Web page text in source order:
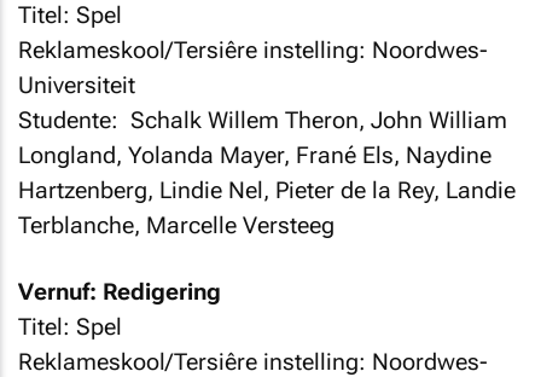
Titel: Spel
Reklameskool/Tersiêre instelling: Noordwes-
Universiteit
Studente: Schalk Willem Theron, John William
Longland, Yolanda Mayer, Frané Els, Naydine
Hartzenberg, Lindie Nel, Pieter de la Rey, Landie
Terblanche, Marcelle Versteeg
Vernuf: Redigering
Titel: Spel
Reklameskool/Tersiêre instelling: Noordwes-